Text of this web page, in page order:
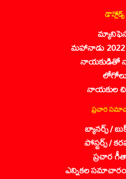
డౌన్లోడ్స్
మహానాడు
నాయకుడితో
నాయకుల
ప్రచార
బ్యానర్స్ /
పోస్టర్స్ /
ప్రచార
ఎన్నికల